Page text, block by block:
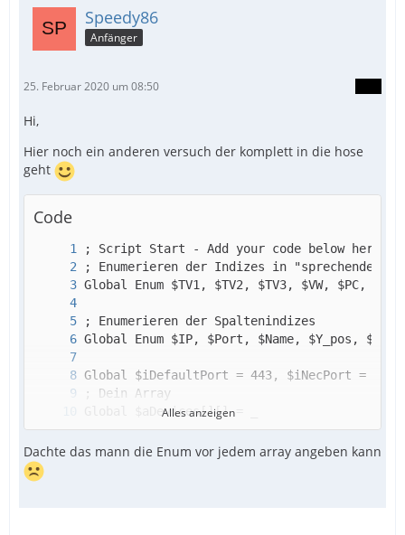
Speedy86
Anfänger
25. Februar 2020 um 08:50
Hi,
Hier noch ein anderen versuch der komplett in die hose
geht
Code
Alles anzeigen
Dachte das mann die Enum vor jedem array angeben kann